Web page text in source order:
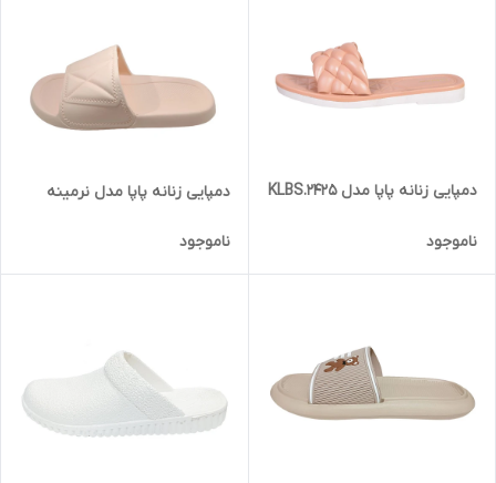
دمپایی زنانه پاپا مدل KLBS.2425
ناموجود
دمپایی زنانه پاپا مدل نرمینه
ناموجود